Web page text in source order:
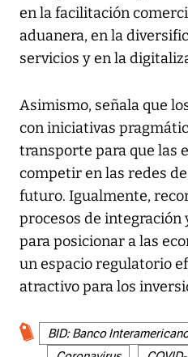
en la facilitación
aduanera, en la
servicios y en la
Asimismo, señala que
con iniciativas
transporte para que las
competir en las redes
futuro. Igualmente,
procesos de integración
para posicionar a las
un espacio regulatorio
atractivo para los
BID: Banco